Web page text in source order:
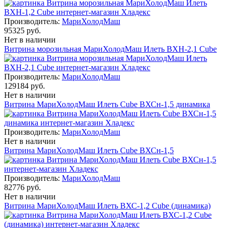
Производитель: МариХолодМаш
95325 руб.
Нет в наличии
Витрина морозильная МариХолодМаш Илеть ВХН-2,1 Cube
Производитель: МариХолодМаш
129184 руб.
Нет в наличии
Витрина МариХолодМаш Илеть Cube ВХСн-1,5 динамика
Производитель: МариХолодМаш
Нет в наличии
Витрина МариХолодМаш Илеть Cube ВХСн-1,5
Производитель: МариХолодМаш
82776 руб.
Нет в наличии
Витрина МариХолодМаш Илеть ВХС-1,2 Cube (динамика)